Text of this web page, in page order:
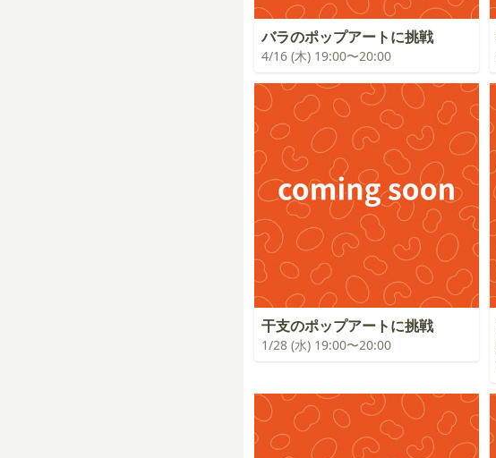
バラのポップアートに挑戦
4/16 (木) 19:00〜20:00
干支のポップアートに挑戦
1/28 (水) 19:00〜20:00